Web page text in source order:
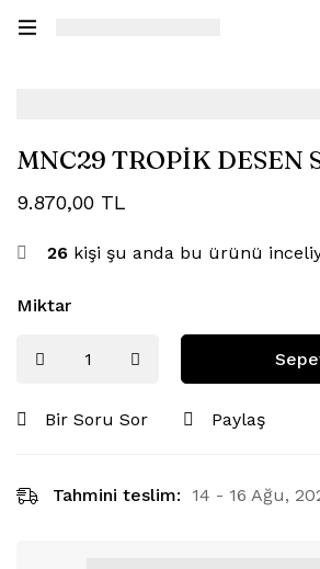
MNC29 TROPİK DESEN
9.870,00 TL
26 kişi şu anda bu ürünü
Miktar
Bir Soru Sor Paylaş
Tahmini teslim: 14 - 16 Ağu,